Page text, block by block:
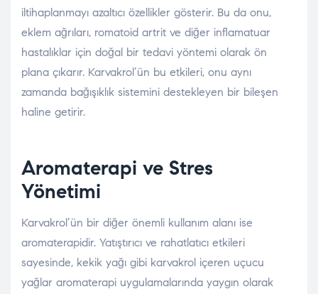
iltihaplanmayı azaltıcı özellikler gösterir. Bu da onu,
eklem ağrıları, romatoid artrit ve diğer inflamatuar
hastalıklar için doğal bir tedavi yöntemi olarak ön
plana çıkarır. Karvakrol’ün bu etkileri, onu aynı
zamanda bağışıklık sistemini destekleyen bir bileşen
haline getirir.
Aromaterapi ve Stres
Yönetimi
Karvakrol’ün bir diğer önemli kullanım alanı ise
aromaterapidir. Yatıştırıcı ve rahatlatıcı etkileri
sayesinde, kekik yağı gibi karvakrol içeren uçucu
yağlar aromaterapi uygulamalarında yaygın olarak